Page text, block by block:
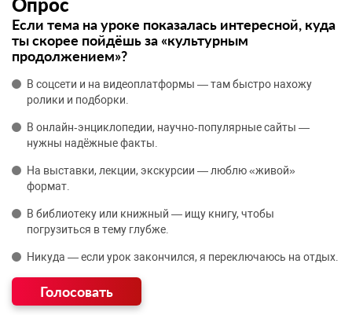
Если тема на уроке показалась интересной, куда
ты скорее пойдёшь за «культурным
продолжением»?
В соцсети и на видеоплатформы — там быстро нахожу
ролики и подборки.
В онлайн‑энциклопедии, научно‑популярные сайты —
нужны надёжные факты.
На выставки, лекции, экскурсии — люблю «живой»
формат.
В библиотеку или книжный — ищу книгу, чтобы
погрузиться в тему глубже.
Никуда — если урок закончился, я переключаюсь на отдых.